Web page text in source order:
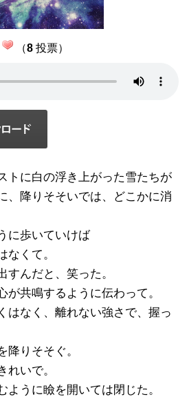
（8投票）
トに白の浮き上がった雪たちが
、降りそそいでは、どこかに消
に歩いていけば
なくて。
すんだと、笑った。
が共鳴するように伝わって。
はなく、離れない強さで、握っ
降りそそぐ。
れいで。
ように瞼を開いては閉じた。